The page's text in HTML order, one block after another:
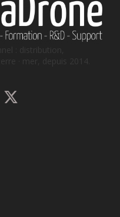
: distribution,
· mer, depuis 2014.